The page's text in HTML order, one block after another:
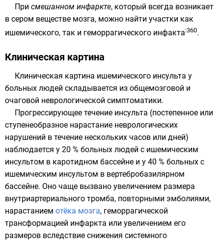
При смешанном инфаркте, который всегда возникает
в сером веществе мозга, можно найти участки как
ишемического, так и геморрагического инфакта:360.
Клиническая картина
Клиническая картина ишемического инсульта у
больных людей складывается из общемозговой и
очаговой неврологической симптоматики.
Прогрессирующее течение инсульта (постепенное или
ступенеобразное нарастание неврологических
нарушений в течение нескольких часов или дней)
наблюдается у 20 % больных людей с ишемическим
инсультом в каротидном бассейне и у 40 % больных с
ишемическим инсультом в вертебробазилярном
бассейне. Оно чаще вызвано увеличением размера
внутриартериального тромба, повторными эмболиями,
нарастанием отёка мозга, геморрагической
трансформацией инфаркта или увеличением его
размеров вследствие снижения системного